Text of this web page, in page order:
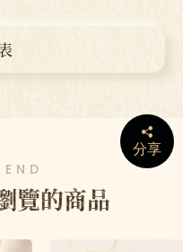
分享
覽的商品